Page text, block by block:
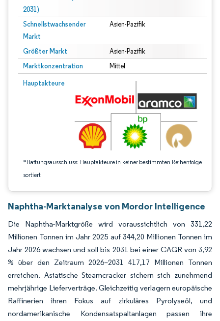
2031)
Schnellstwachsender
Markt
Asien-Pazifik
Größter Markt Asien-Pazifik
Marktkonzentration Mittel
Hauptakteure
*Haftungsausschluss: Hauptakteure in keiner bestimmten Reihenfolge
sortiert
Bild © Mordor Intelligence. Wiederverwendung erfordert Namensnennung
Naphtha-Marktanalyse von Mordor Intelligence
Die Naphtha-Marktgröße wird voraussichtlich von 331,22
Millionen Tonnen im Jahr 2025 auf 344,20 Millionen Tonnen im
Jahr 2026 wachsen und soll bis 2031 bei einer CAGR von 3,92
% über den Zeitraum 2026–2031 417,17 Millionen Tonnen
erreichen. Asiatische Steamcracker sichern sich zunehmend
mehrjährige Lieferverträge. Gleichzeitig verlagern europäische
Raffinerien ihren Fokus auf zirkuläres Pyrolyseöl, und
nordamerikanische Kondensatspaltanlagen passen ihre